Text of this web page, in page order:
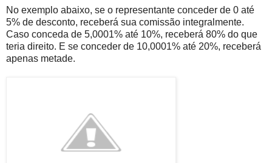
No exemplo abaixo, se o representante conceder de 0 até
5% de desconto, receberá sua comissão integralmente.
Caso conceda de 5,0001% até 10%, receberá 80% do que
teria direito. E se conceder de 10,0001% até 20%, receberá
apenas metade.